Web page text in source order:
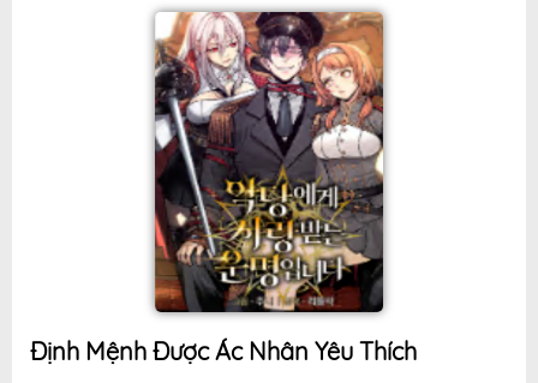
Định Mệnh Được Ác Nhân Yêu Thích